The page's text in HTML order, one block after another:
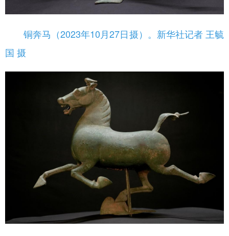
铜奔马（2023年10月27日摄）。新华社记者 王毓
国 摄